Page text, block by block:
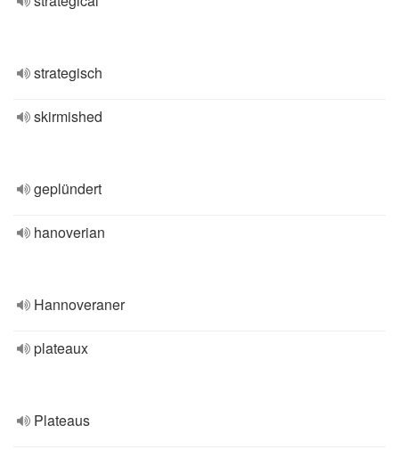
strategisch
skirmished
geplündert
hanoverian
Hannoveraner
plateaux
Plateaus